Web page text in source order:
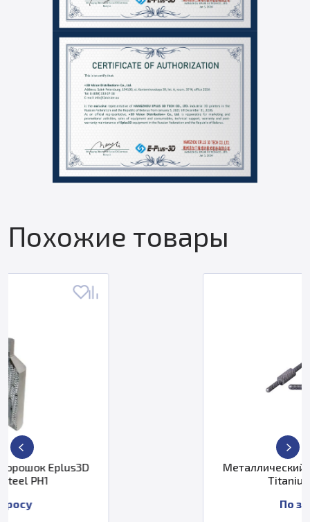
Похожие товары
Металлический порошок Eplus3D